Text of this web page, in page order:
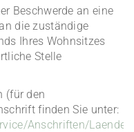
Beschwerde an eine
die zuständige
Ihres Wohnsitzes
Stelle
(für den
finden Sie unter:
Anschriften/